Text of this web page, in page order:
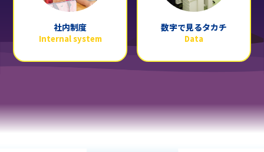
社内制度
Internal system
数字で見るタカチ
Data